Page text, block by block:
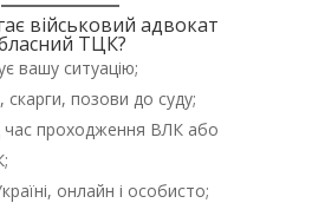
військовий адвокат
ТЦК?
вашу ситуацію;
скарги, позови до суду;
час проходження ВЛК або
онлайн і особисто;